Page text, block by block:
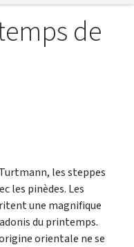
de
les steppes
les pinèdes. Les
une magnifique
du printemps.
orientale ne se